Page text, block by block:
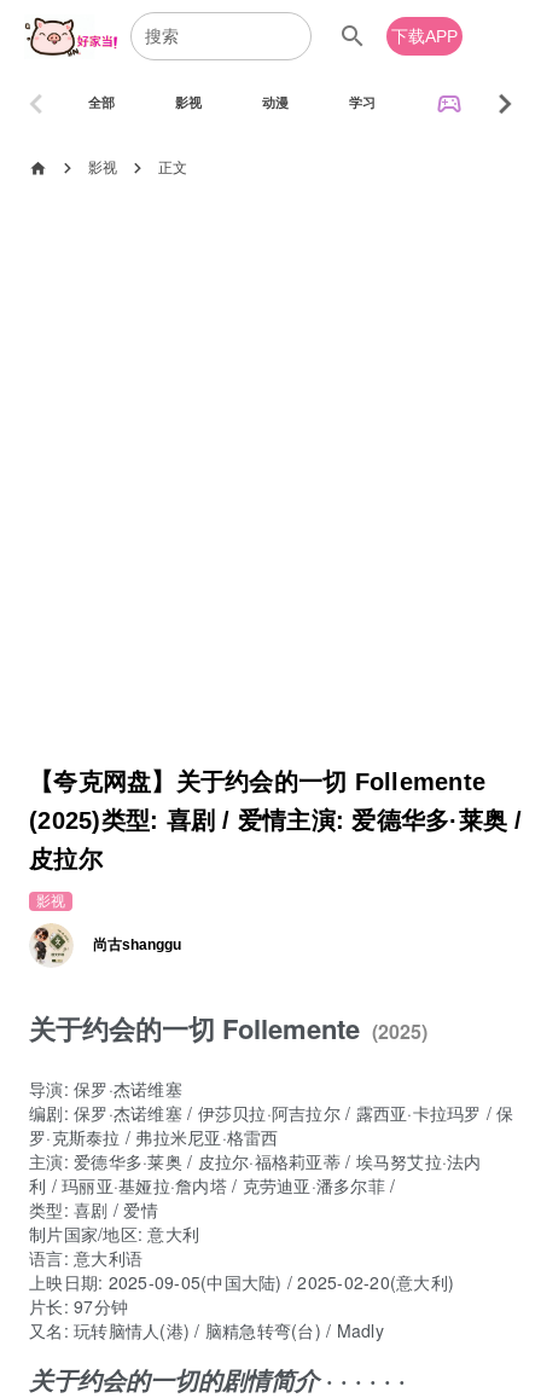
search 下载APP
全部 影视 动漫 学习 sports_esports
chevron_left chevron_right
home chevron_right 影视 chevron_right 正文
【夸克网盘】关于约会的一切 Follemente
(2025)类型: 喜剧 / 爱情主演: 爱德华多·莱奥 /
皮拉尔
影视
尚古shanggu
关于约会的一切 Follemente (2025)
导演:保罗·杰诺维塞
编剧:保罗·杰诺维塞/ 伊莎贝拉·阿吉拉尔/ 露西亚·卡拉玛罗 /保
罗·克斯泰拉 / 弗拉米尼亚·格雷西
主演: 爱德华多·莱奥/ 皮拉尔·福格莉亚蒂/ 埃马努艾拉·法内
利 /玛丽亚·基娅拉·詹内塔/ 克劳迪亚·潘多尔菲/
类型: 喜剧 / 爱情
制片国家/地区: 意大利
语言: 意大利语
上映日期: 2025-09-05(中国大陆) / 2025-02-20(意大利)
片长: 97分钟
又名: 玩转脑情人(港) / 脑精急转弯(台) / Madly
关于约会的一切的剧情简介· · · · · ·